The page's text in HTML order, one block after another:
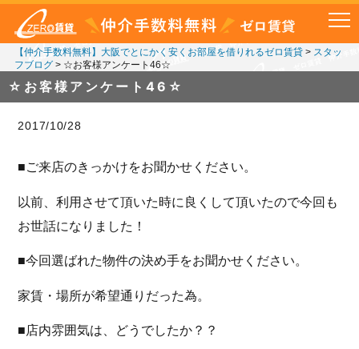
【仲介手数料無料】大阪でとにかく安くお部屋を借りれるゼロ賃貸> スタッ
フブログ> ☆お客様アンケート46☆
☆お客様アンケート46☆
2017/10/28
■ご来店のきっかけをお聞かせください。
以前、利用させて頂いた時に良くして頂いたので今回も
お世話になりました！
■今回選ばれた物件の決め手をお聞かせください。
家賃・場所が希望通りだった為。
■店内雰囲気は、どうでしたか？？